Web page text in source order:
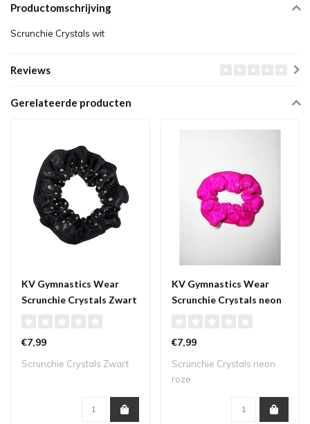
Productomschrijving
Scrunchie Crystals wit
Reviews
Gerelateerde producten
KV Gymnastics Wear
Scrunchie Crystals Zwart
€7,99
Scrunchie Crystals Zwart
KV Gymnastics Wear
Scrunchie Crystals neon
€7,99
Scrunchie Crystals neon
roze